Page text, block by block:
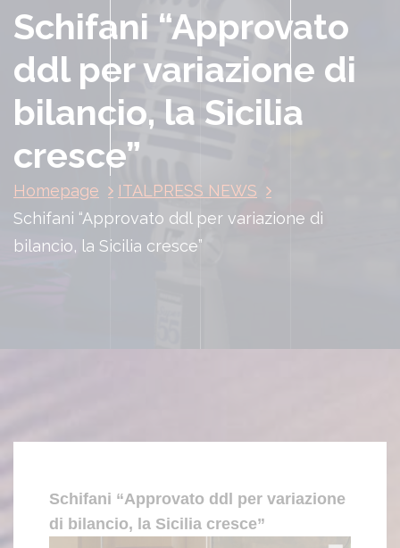
Schifani “Approvato
ddl per variazione di
bilancio, la Sicilia
cresce”
Homepage
ITALPRESS NEWS
Schifani “Approvato ddl per variazione di
bilancio, la Sicilia cresce”
Schifani “Approvato ddl per variazione
di bilancio, la Sicilia cresce”